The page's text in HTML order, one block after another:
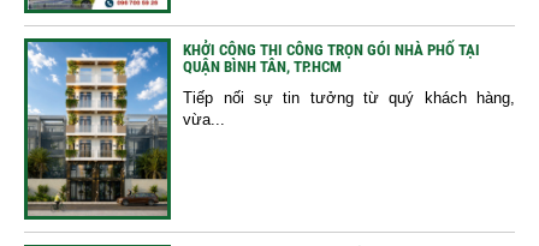
KHỞI CÔNG THI CÔNG TRỌN GÓI NHÀ PHỐ TẠI
QUẬN BÌNH TÂN, TP.HCM
Tiếp nối sự tin tưởng từ quý khách hàng,
vừa...